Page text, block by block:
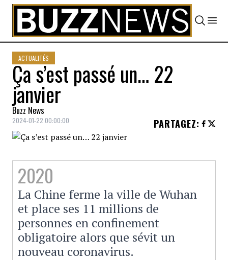
Skip to content
ACTUALITÉS
Ça s’est passé un… 22
janvier
Buzz News
2024-01-22 00:00:00 PARTAGEZ:
2020
La Chine ferme la ville de Wuhan
et place ses 11 millions de
personnes en confinement
obligatoire alors que sévit un
nouveau coronavirus.